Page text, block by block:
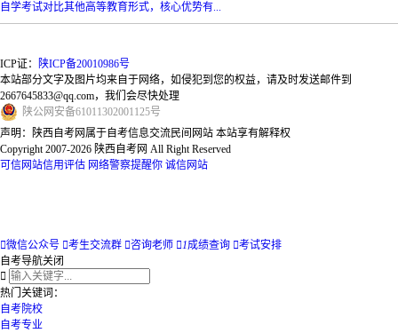
自学考试对比其他高等教育形式，核心优势有...
ICP证：
陕ICP备20010986号
本站部分文字及图片均来自于网络，如侵犯到您的权益，请及时发送邮件到
2667645833@qq.com，我们会尽快处理
陕公网安备61011302001125号
声明：陕西自考网属于自考信息交流民间网站 本站享有解释权
Copyright 2007-2026 陕西自考网 All Right Reserved
可信网站信用评估 网络警察提醒你 诚信网站
微信公众号 考生交流群 咨询老师 1成绩查询 考试安排
自考导航关闭

热门关键词：
自考院校
自考专业